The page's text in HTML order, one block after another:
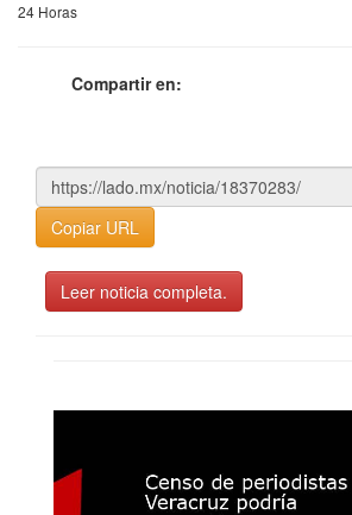
24 Horas
Compartir en:
Copiar URL
Leer noticia completa.